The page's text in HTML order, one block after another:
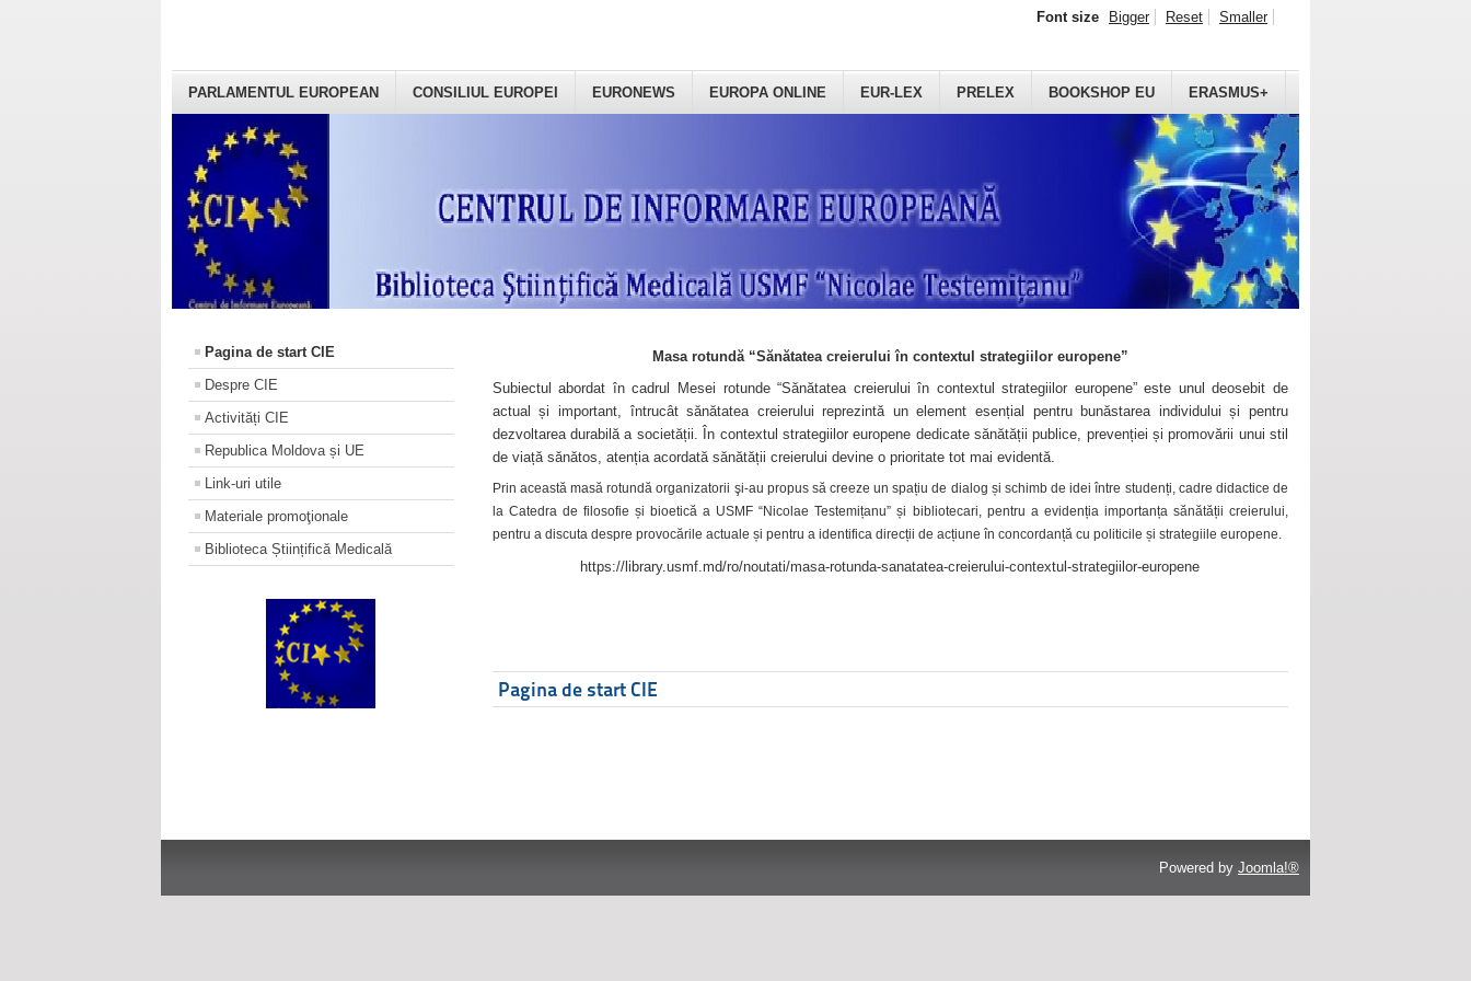
PARLAMENTUL EUROPEAN CONSILIUL EUROPEI EURONEWS EUROPA ONLINE EUR-LEX PRELEX BOOKSHOP EU ERASMUS+
Font size Bigger Reset Smaller
Pagina de start CIE
Despre CIE
Activități CIE
Republica Moldova și UE
Link-uri utile
Materiale promoţionale
Biblioteca Științifică Medicală
Masa rotundă “Sănătatea creierului în contextul strategiilor europene”
Subiectul abordat în cadrul Mesei rotunde “Sănătatea creierului în contextul strategiilor europene” este unul deosebit de
actual și important, întrucât sănătatea creierului reprezintă un element esențial pentru bunăstarea individului și pentru
dezvoltarea durabilă a societății. În contextul strategiilor europene dedicate sănătății publice, prevenției și promovării unui stil
de viață sănătos, atenția acordată sănătății creierului devine o prioritate tot mai evidentă.
Prin această masă rotundă organizatorii şi-au propus să creeze un spațiu de dialog și schimb de idei între studenți, cadre didactice de
la Catedra de filosofie și bioetică a USMF “Nicolae Testemițanu” și bibliotecari, pentru a evidenția importanța sănătății creierului,
pentru a discuta despre provocările actuale și pentru a identifica direcții de acțiune în concordanță cu politicile și strategiile europene.
https://library.usmf.md/ro/noutati/masa-rotunda-sanatatea-creierului-contextul-strategiilor-europene
Pagina de start CIE
Powered by Joomla!®